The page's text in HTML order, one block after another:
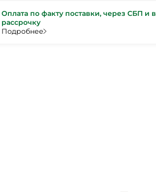
Оплата по факту поставки, через СБП и в
рассрочку
Подробнее